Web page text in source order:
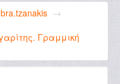
→
Γραμμική